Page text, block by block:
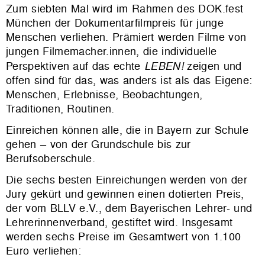
Zum siebten Mal wird im Rahmen des DOK.fest
München der Dokumentarfilmpreis für junge
Menschen verliehen. Prämiert werden Filme von
jungen Filmemacher.innen, die individuelle
Perspektiven auf das echte LEBEN!zeigen und
offen sind für das, was anders ist als das Eigene:
Menschen, Erlebnisse, Beobachtungen,
Traditionen, Routinen.
Einreichen können alle, die in Bayern zur Schule
gehen – von der Grundschule bis zur
Berufsoberschule.
Die sechs besten Einreichungen werden von der
Jury gekürt und gewinnen einen dotierten Preis,
der vom BLLV e.V., dem Bayerischen Lehrer- und
Lehrerinnenverband, gestiftet wird. Insgesamt
werden sechs Preise im Gesamtwert von 1.100
Euro verliehen: